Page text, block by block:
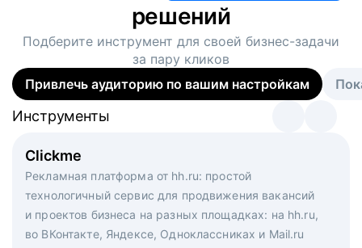
решений
Подберите инструмент для своей бизнес-задачи
за пару кликов
Привлечь аудиторию по вашим настройкам
Clickme
Рекламная платформа от hh.ru: простой
технологичный сервис для продвижения вакансий
и проектов бизнеса на разных площадках: на hh.ru,
во ВКонтакте, Яндексе, Одноклассниках и Mail.ru
Инструменты
Вакансия дня
Рекламный формат для вакансий на главной странице
hh.ru. Увеличивает количество откликов
Инструменты
Массовый подбор под ключ. Решите, сколько
кандидатов и когда вам нужно, и за дело возьмутся
маркетологи, рекрутеры и проектные менеджеры
hh.ru с целым набором digital-инструментов
Инструменты